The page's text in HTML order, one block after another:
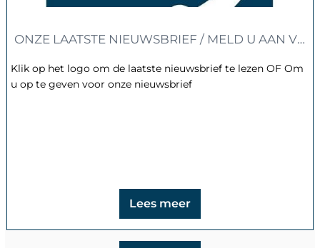
ONZE LAATSTE NIEUWSBRIEF / MELD U AAN
Klik op het logo om de laatste nieuwsbrief te lezen OF Om
u op te geven voor onze nieuwsbrief
Lees meer